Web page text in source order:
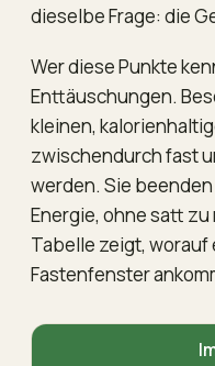
dieselbe Frage: die
Wer diese Punkte
Enttäuschungen.
kleinen,
zwischendurch fast
werden. Sie
Energie, ohne satt
Tabelle zeigt, worauf
Fastenfenster